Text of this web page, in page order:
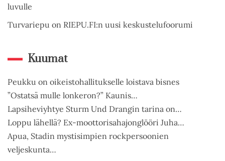
luvulle
Turvariepu on RIEPU.FI:n uusi keskustelufoorumi
Kuumat
Peukku on oikeistohallitukselle loistava bisnes
”Ostatsä mulle lonkeron?” Kaunis…
Lapsiheviyhtye Sturm Und Drangin tarina on…
Loppu lähellä? Ex-moottorisahajonglööri Juha…
Apua, Stadin mystisimpien rockpersoonien
veljeskunta…